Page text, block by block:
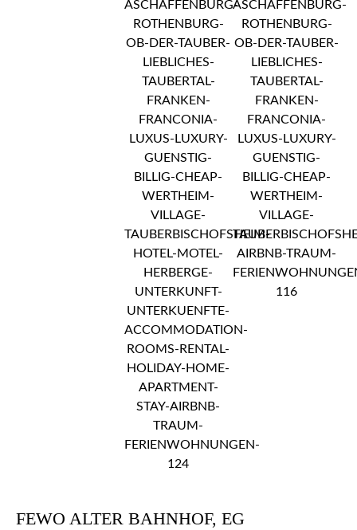
FEWO ALTER BAHNHOF, EG